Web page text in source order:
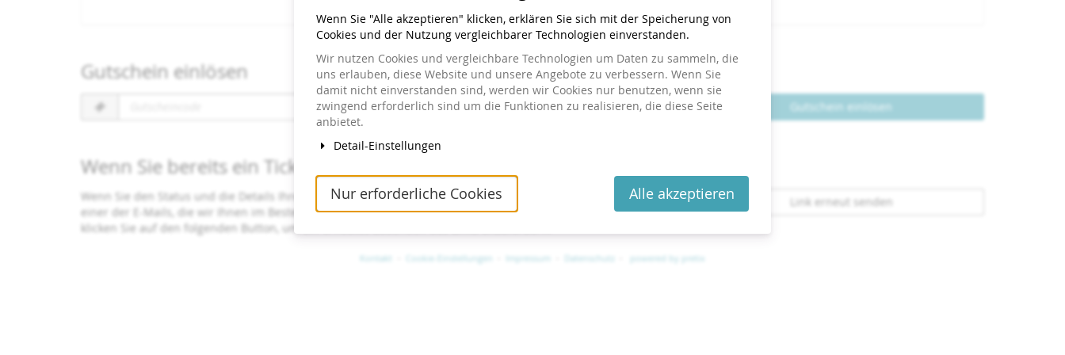
Gutschein einlösen
Gutscheincode
erforderlich
Gutschein einlösen
Wenn Sie bereits ein Ticket bestellt haben
Wenn Sie den Status und die Details Ihrer Bestellung einsehen oder ändern wollen, klicken Sie auf den Link in
einer der E-Mails, die wir Ihnen im Bestellvorgang geschickt haben. Wenn Sie den Link nicht finden können,
klicken Sie auf den folgenden Button, um ein erneutes Zusenden des Links anzufordern.
Link erneut senden
Kontakt Cookie-Einstellungen Impressum Datenschutz powered by pretix
Wenn Sie "Alle akzeptieren" klicken, erklären Sie sich mit der Speicherung von
Cookies und der Nutzung vergleichbarer Technologien einverstanden.
Wir nutzen Cookies und vergleichbare Technologien um Daten zu sammeln, die
uns erlauben, diese Website und unsere Angebote zu verbessern. Wenn Sie
damit nicht einverstanden sind, werden wir Cookies nur benutzen, wenn sie
zwingend erforderlich sind um die Funktionen zu realisieren, die diese Seite
anbietet.
Detail-Einstellungen
Nur erforderliche Cookies Alle akzeptieren